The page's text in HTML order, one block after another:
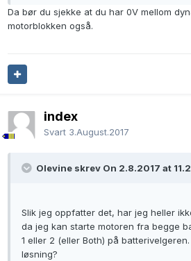
Da bør du sjekke at du har 0V mellom
motorblokken også.
index
Svart 3.August.2017
Olevine skrev On 2.8.2017 at
Slik jeg oppfatter det, har jeg heller
da jeg kan starte motoren fra begge
1 eller 2 (eller Both) på
løsning?